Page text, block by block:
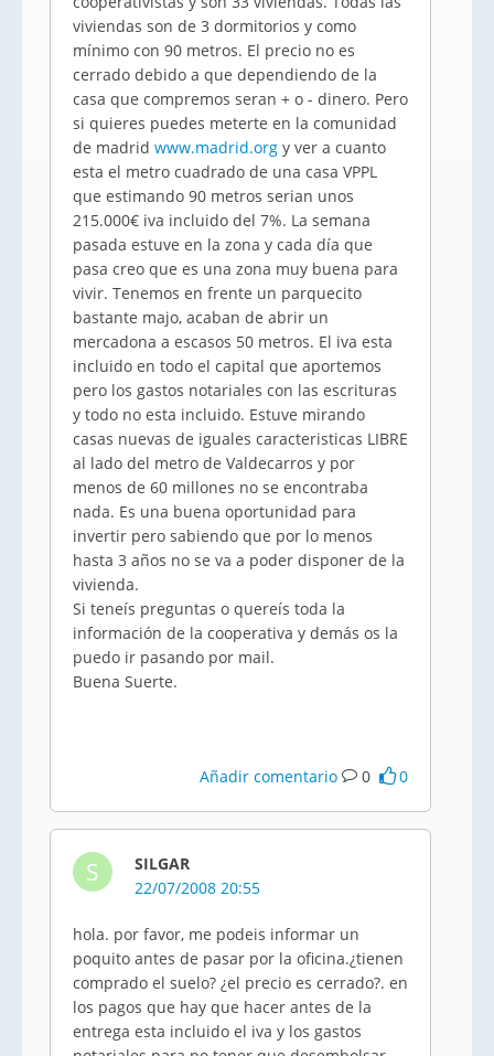
viviendas son de 3 dormitorios y como
mínimo con 90 metros. El precio no es
cerrado debido a que dependiendo de la
casa que compremos seran + o - dinero. Pero
si quieres puedes meterte en la comunidad
de madrid www.madrid.org y ver a cuanto
esta el metro cuadrado de una casa VPPL
que estimando 90 metros serian unos
215.000€ iva incluido del 7%. La semana
pasada estuve en la zona y cada día que
pasa creo que es una zona muy buena para
vivir. Tenemos en frente un parquecito
bastante majo, acaban de abrir un
mercadona a escasos 50 metros. El iva esta
incluido en todo el capital que aportemos
pero los gastos notariales con las escrituras
y todo no esta incluido. Estuve mirando
casas nuevas de iguales caracteristicas LIBRE
al lado del metro de Valdecarros y por
menos de 60 millones no se encontraba
nada. Es una buena oportunidad para
invertir pero sabiendo que por lo menos
hasta 3 años no se va a poder disponer de la
vivienda.
Si teneís preguntas o quereís toda la
información de la cooperativa y demás os la
puedo ir pasando por mail.
Buena Suerte.
Añadir comentario 0 0
S
SILGAR
22/07/2008 20:55
hola. por favor, me podeis informar un
poquito antes de pasar por la oficina.¿tienen
comprado el suelo? ¿el precio es cerrado?. en
los pagos que hay que hacer antes de la
entrega esta incluido el iva y los gastos